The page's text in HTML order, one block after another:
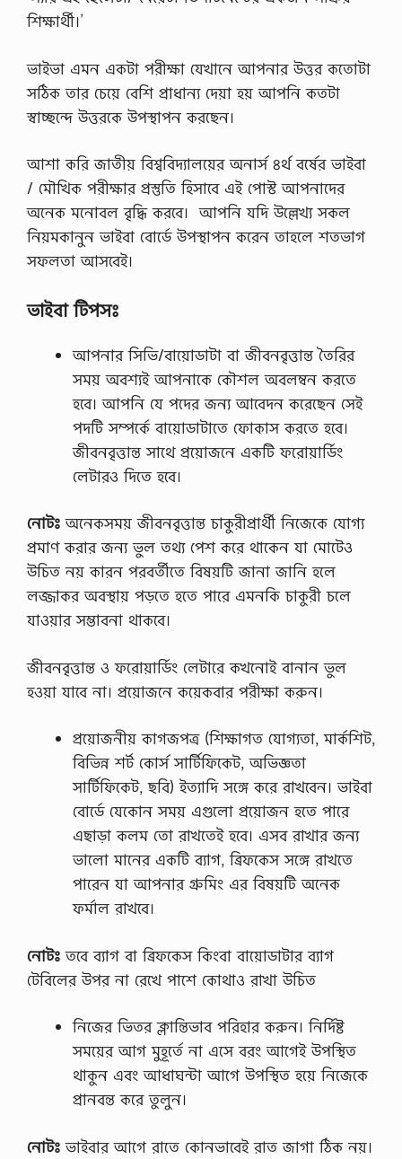
শিক্ষার্থী।’
ভাইভা এমন একটা পরীক্ষা যেখানে আপনার উত্তর কতোটা
সঠিক তার চেয়ে বেশি প্রাধান্য দেয়া হয় আপনি কতটা
স্বাচ্ছন্দে উত্তরকে উপস্থাপন করছেন।
আশা করি জাতীয় বিশ্ববিদ্যালয়ের অনার্স ৪র্থ বর্ষের ভাইবা
/ মৌখিক পরীক্ষার প্রস্তুতি হিসাবে এই পোস্ট আপনাদের
অনেক মনোবল বৃদ্ধি করবে। আপনি যদি উল্লেখ্য সকল
নিয়মকানুন ভাইবা বোর্ডে উপস্থাপন করেন তাহলে শতভাগ
সফলতা আসবেই।
ভাইবা টিপসঃ
আপনার সিভি/বায়োডাটা বা জীবনবৃত্তান্ত তৈরির
সময় অবশ্যই আপনাকে কৌশল অবলম্বন করতে
হবে। আপনি যে পদের জন্য আবেদন করেছেন সেই
পদটি সম্পর্কে বায়োডাটাতে ফোকাস করতে হবে।
জীবনবৃত্তান্ত সাথে প্রয়োজনে একটি ফরোয়ার্ডিং
লেটারও দিতে হবে।
নোটঃ অনেকসময় জীবনবৃত্তান্ত চাকুরীপ্রার্থী নিজেকে যোগ্য
প্রমাণ করার জন্য ভুল তথ্য পেশ করে থাকেন যা মোটেও
উচিত নয় কারন পরবর্তীতে বিষয়টি জানা জানি হলে
লজ্জাকর অবস্থায় পড়তে হতে পারে এমনকি চাকুরী চলে
যাওয়ার সম্ভাবনা থাকবে।
জীবনবৃত্তান্ত ও ফরোয়ার্ডিং লেটারে কখনোই বানান ভুল
হওয়া যাবে না। প্রয়োজনে কয়েকবার পরীক্ষা করুন।
প্রয়োজনীয় কাগজপত্র (শিক্ষাগত যোগ্যতা, মার্কশিট,
বিভিন্ন শর্ট কোর্স সার্টিফিকেট, অভিজ্ঞতা
সার্টিফিকেট, ছবি) ইত্যাদি সঙ্গে করে রাখবেন। ভাইবা
বোর্ডে যেকোন সময় এগুলো প্রয়োজন হতে পারে
এছাড়া কলম তো রাখতেই হবে। এসব রাখার জন্য
ভালো মানের একটি ব্যাগ, ব্রিফকেস সঙ্গে রাখতে
পারেন যা আপনার গ্রুমিং এর বিষয়টি অনেক
ফর্মাল রাখবে।
নোটঃ তবে ব্যাগ বা ব্রিফকেস কিংবা বায়োডাটার ব্যাগ
টেবিলের উপর না রেখে পাশে কোথাও রাখা উচিত
নিজের ভিতর ক্লান্তিভাব পরিহার করুন। নির্দিষ্ট
সময়ের আগ মুহূর্তে না এসে বরং আগেই উপস্থিত
থাকুন এবং আধাঘন্টা আগে উপস্থিত হয়ে নিজেকে
প্রানবন্ত করে তুলুন।
নোটঃ ভাইবার আগে রাতে কোনভাবেই রাত জাগা ঠিক নয়।